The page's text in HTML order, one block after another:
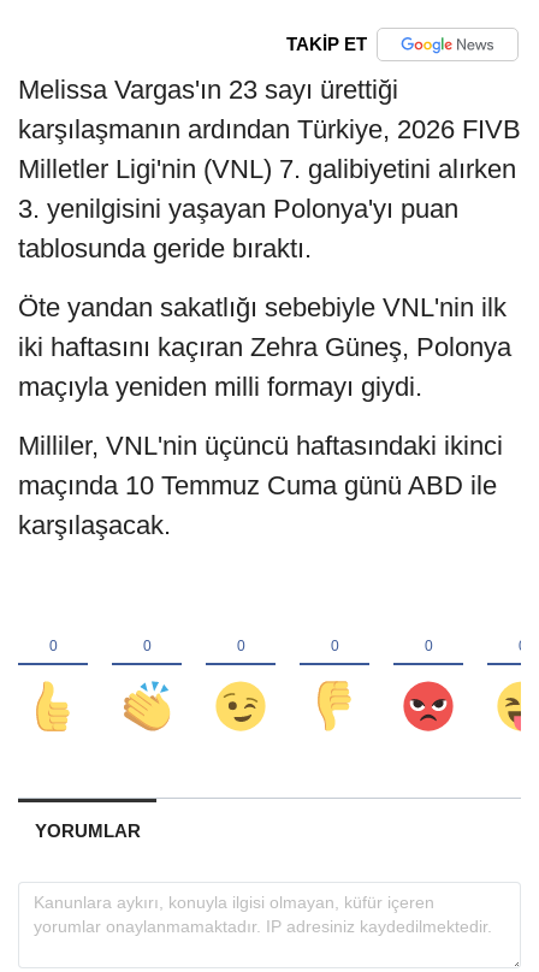
TAKİP ET
Melissa Vargas'ın 23 sayı ürettiği
karşılaşmanın ardından Türkiye, 2026 FIVB
Milletler Ligi'nin (VNL) 7. galibiyetini alırken
3. yenilgisini yaşayan Polonya'yı puan
tablosunda geride bıraktı.
Öte yandan sakatlığı sebebiyle VNL'nin ilk
iki haftasını kaçıran Zehra Güneş, Polonya
maçıyla yeniden milli formayı giydi.
Milliler, VNL'nin üçüncü haftasındaki ikinci
maçında 10 Temmuz Cuma günü ABD ile
karşılaşacak.
YORUMLAR